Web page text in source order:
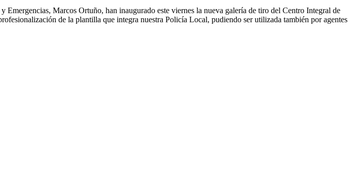
Marcos Ortuño, han inaugurado este viernes la nueva galería de tiro del Centro Integral de
de la plantilla que integra nuestra Policía Local, pudiendo ser utilizada también por agentes